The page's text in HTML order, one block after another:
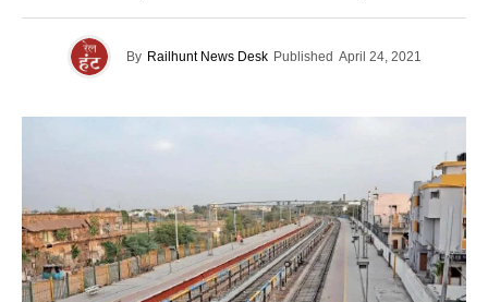
By Railhunt News Desk Published April 24, 2021